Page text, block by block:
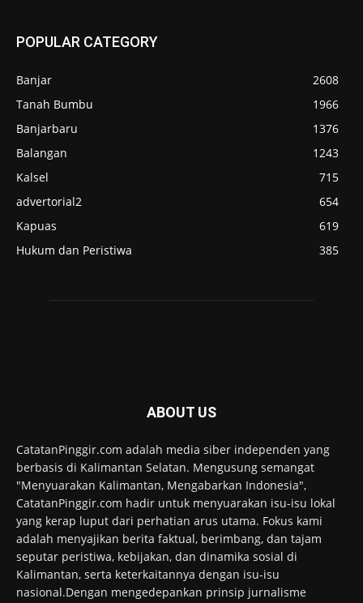
POPULAR CATEGORY
Banjar
2608
Tanah Bumbu
1966
Banjarbaru
1376
Balangan
1243
Kalsel
715
advertorial2
654
Kapuas
619
Hukum dan Peristiwa
385
ABOUT US
CatatanPinggir.com adalah media siber independen yang
berbasis di Kalimantan Selatan. Mengusung semangat
"Menyuarakan Kalimantan, Mengabarkan Indonesia",
CatatanPinggir.com hadir untuk menyuarakan isu-isu lokal
yang kerap luput dari perhatian arus utama. Fokus kami
adalah menyajikan berita faktual, berimbang, dan tajam
seputar peristiwa, kebijakan, dan dinamika sosial di
Kalimantan, serta keterkaitannya dengan isu-isu
nasional.Dengan mengedepankan prinsip jurnalisme